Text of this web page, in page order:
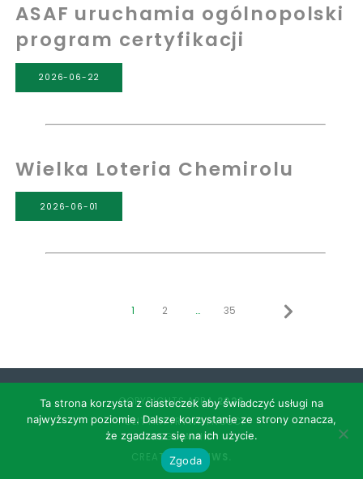
ASAF uruchamia ogólnopolski
program certyfikacji
2026-06-22
Wielka Loteria Chemirolu
2026-06-01
1 2 … 35
COPYRIGHTS APRA2026
POLITYKA PRYWATNOŚCI
REGULAMIN
CREATED BYSNWS.
Ta strona korzysta z ciasteczek aby świadczyć usługi na
najwyższym poziomie. Dalsze korzystanie ze strony oznacza,
że zgadzasz się na ich użycie.
Zgoda